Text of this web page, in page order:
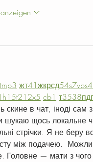
tmp3 жт41жкрсд54s7vbs4
h15t21 2x5 cb1 т3538пд
в чат, іноді сам
шукаю щось локальне
стрічки. Я не беру
між подачею.
Головне — мати з